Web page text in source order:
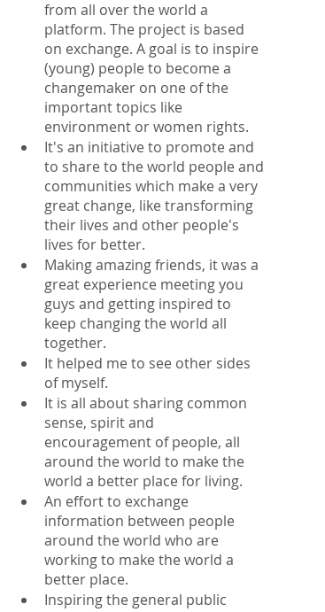
from all over the world a
platform. The project is based
on exchange. A goal is to inspire
(young) people to become a
changemaker on one of the
important topics like
environment or women rights.
It's an initiative to promote and
to share to the world people and
communities which make a very
great change, like transforming
their lives and other people's
lives for better.
Making amazing friends, it was a
great experience meeting you
guys and getting inspired to
keep changing the world all
together.
It helped me to see other sides
of myself.
It is all about sharing common
sense, spirit and
encouragement of people, all
around the world to make the
world a better place for living.
An effort to exchange
information between people
around the world who are
working to make the world a
better place.
Inspiring the general public